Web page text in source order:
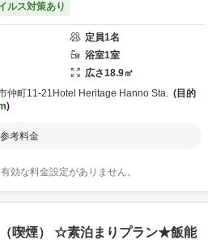
ルス対策あり
定員1名
浴室1室
広さ18.9㎡
仲町11-21 Hotel Heritage Hanno Sta.
目的
考料金
効な料金設定がありません。
喫煙） ☆素泊まりプラン★飯能